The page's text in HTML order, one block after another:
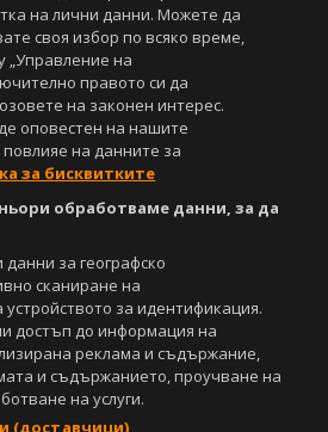
Спортал. Всички права запазени.
наSportal Media Group
Общи условия
Лични данни
и технологиите, използвани в него, са
право и сродните му права.
и други текстови, графични и
в сайта, са собственост на Агенция
е посочено друго. Допуска се
само след писмено съгласие на
на източника и добавяне на линк към
на графични и видео материали,
забранено. Нарушителите ще бъдат
на лични данни. Можете да
своя избор по всяко време,
„Управление на
правото си да
на законен интерес.
оповестен на нашите
на данните за
за бисквитките
обработваме данни, за да
за географско
сканиране на
устройството за идентификация.
достъп до информация на
реклама и съдържание,
и съдържанието, проучване на
на услуги.
(доставчици)